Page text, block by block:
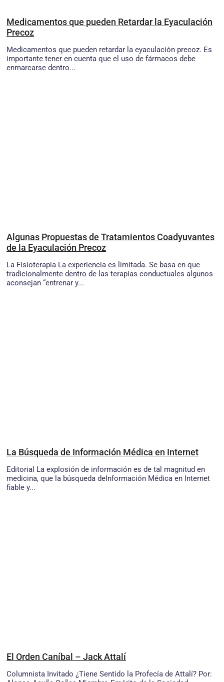
Medicamentos que pueden Retardar la Eyaculación
Precoz
Medicamentos que pueden retardar la eyaculación precoz. Es
importante tener en cuenta que el uso de fármacos debe
enmarcarse dentro...
Algunas Propuestas de Tratamientos Coadyuvantes
de la Eyaculación Precoz
La Fisioterapia La experiencia es limitada. Se basa en que
tradicionalmente dentro de las terapias conductuales algunos
aconsejan “entrenar y...
La Búsqueda de Información Médica en Internet
Editorial La explosión de información es de tal magnitud en
medicina, que la búsqueda deInformación Médica en Internet
fiable y...
El Orden Caníbal – Jack Attalí
Columnista Invitado ¿Tiene Sentido la Profecía de Attalí? Por: